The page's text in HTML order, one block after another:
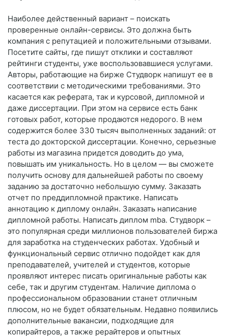
Наиболее действенный вариант – поискать
проверенные онлайн-сервисы. Это должна быть
компания с репутацией и положительными отзывами.
Посетите сайты, где пишут отклики и составляют
рейтинги студенты, уже воспользовавшиеся услугами.
Авторы, работающие на бирже Студворк напишут ее в
соответствии с методическими требованиями. Это
касается как реферата, так и курсовой, дипломной и
даже диссертации. При этом на сервисе есть банк
готовых работ, которые продаются недорого. В нем
содержится более 330 тысяч выполненных заданий: от
теста до докторской диссертации. Конечно, серьезные
работы из магазина придется доводить до ума,
повышать им уникальность. Но в целом — вы сможете
получить основу для дальнейшей работы по своему
заданию за достаточно небольшую сумму. Заказать
отчет по преддипломной практике. Написать
аннотацию к диплому онлайн. Заказать написание
дипломной работы. Написать диплом mba. Студворк –
это популярная среди миллионов пользователей биржа
для заработка на студенческих работах. Удобный и
функциональный сервис отлично подойдет как для
преподавателей, учителей и студентов, которые
проявляют интерес писать оригинальные работы как
себе, так и другим студентам. Наличие диплома о
профессиональном образовании станет отличным
плюсом, но не будет обязательным. Недавно появились
дополнительные вакансии, подходящие для
копирайтеров, а также рерайтеров и опытных